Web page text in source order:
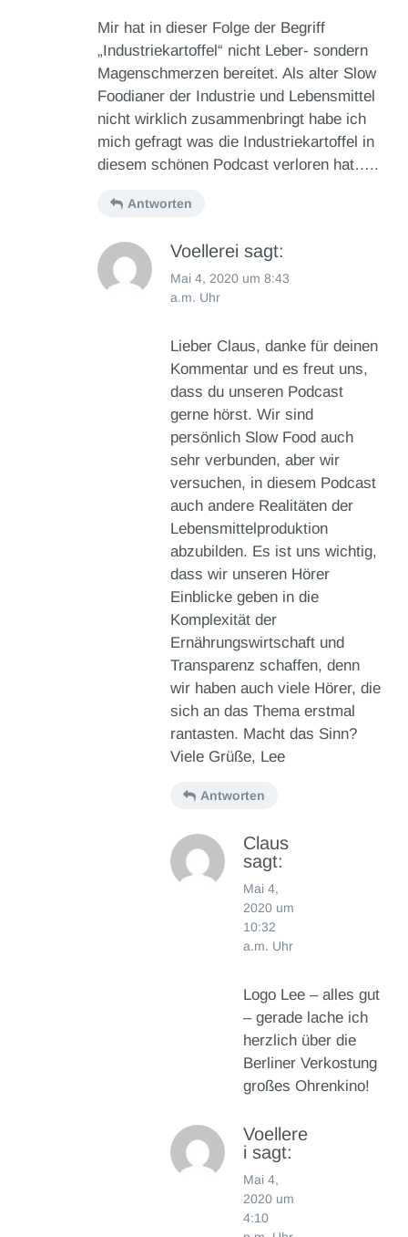
Mir hat in dieser Folge der Begriff
„Industriekartoffel“ nicht Leber- sondern
Magenschmerzen bereitet. Als alter Slow
Foodianer der Industrie und Lebensmittel
nicht wirklich zusammenbringt habe ich
mich gefragt was die Industriekartoffel in
diesem schönen Podcast verloren hat…..
Antworten
Voellerei sagt:
Mai 4, 2020 um 8:43
a.m. Uhr
Lieber Claus, danke für deinen
Kommentar und es freut uns,
dass du unseren Podcast
gerne hörst. Wir sind
persönlich Slow Food auch
sehr verbunden, aber wir
versuchen, in diesem Podcast
auch andere Realitäten der
Lebensmittelproduktion
abzubilden. Es ist uns wichtig,
dass wir unseren Hörer
Einblicke geben in die
Komplexität der
Ernährungswirtschaft und
Transparenz schaffen, denn
wir haben auch viele Hörer, die
sich an das Thema erstmal
rantasten. Macht das Sinn?
Viele Grüße, Lee
Antworten
Claus
sagt:
Mai 4,
2020 um
10:32
a.m. Uhr
Logo Lee – alles gut
– gerade lache ich
herzlich über die
Berliner Verkostung
großes Ohrenkino!
Voellere
i sagt:
Mai 4,
2020 um
4:10